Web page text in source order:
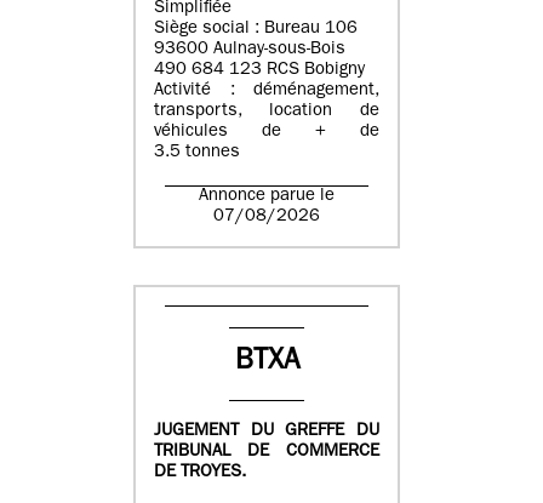
Simplifiée
Siège social : Bureau 106
93600 Aulnay-sous-Bois
490 684 123 RCS Bobigny
Activité : déménagement,
transports, location de
véhicules de + de
3.5 tonnes
Annonce parue le
07/08/2026
BTXA
JUGEMENT DU GREFFE DU
TRIBUNAL DE COMMERCE
DE TROYES.